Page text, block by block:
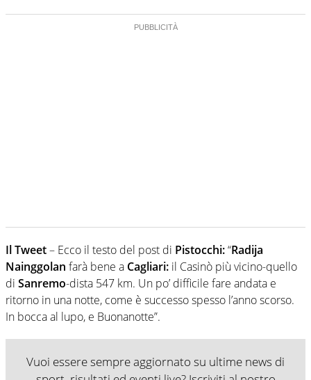
Il Tweet– Ecco il testo del post di Pistocchi:“Radija
Nainggolan farà bene a Cagliari: il Casinò più vicino-quello
di Sanremo-dista 547 km. Un po’ difficile fare andata e
ritorno in una notte, come è successo spesso l’anno scorso.
In bocca al lupo, e Buonanotte”.
Vuoi essere sempre aggiornato su ultime news di